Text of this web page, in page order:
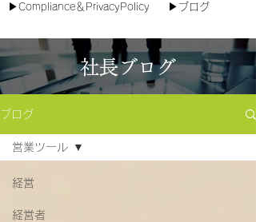
▶︎Compliance＆PrivacyPolicy ▶︎ブログ
社長ブログ
ブログ
経営
経営者
営業ツール